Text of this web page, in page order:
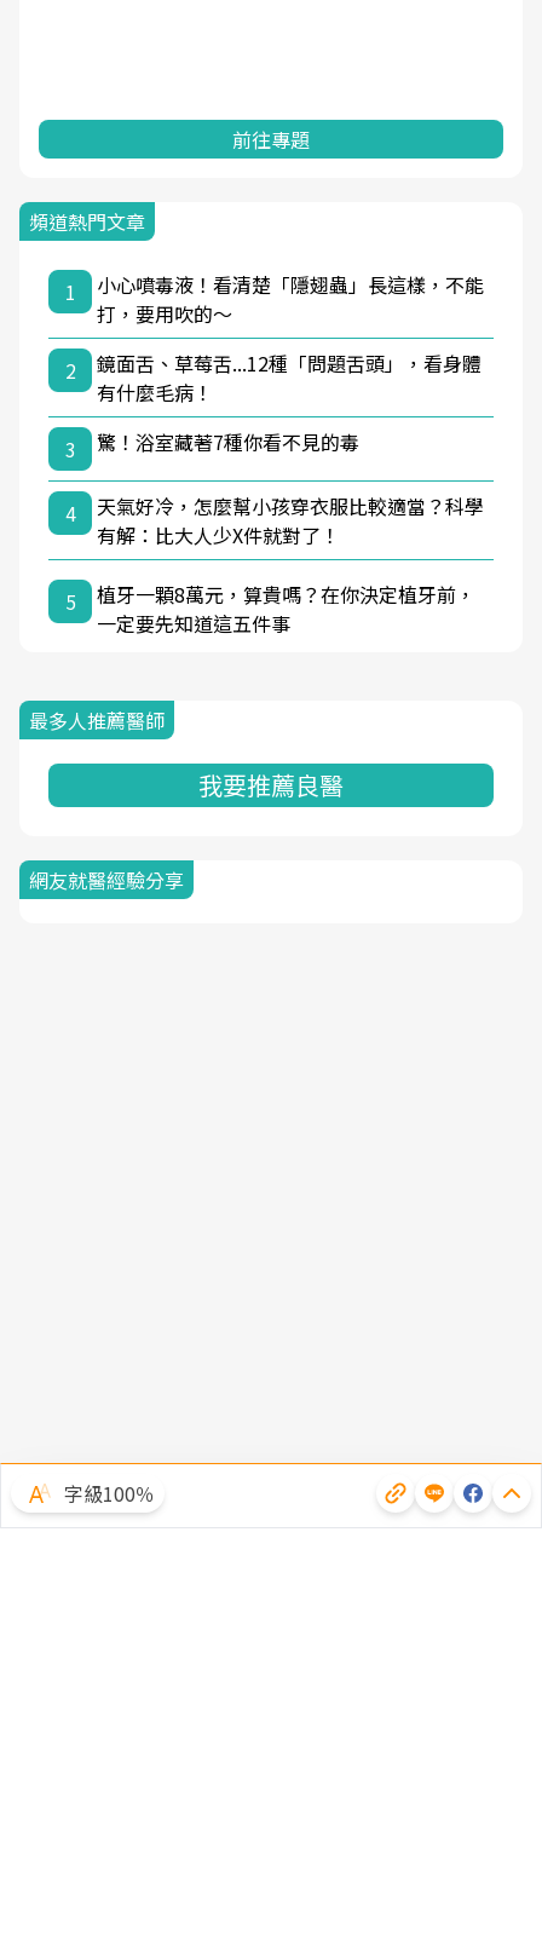
前往專題
頻道熱門文章
1
小心噴毒液！看清楚「隱翅蟲」長這樣，不能
打，要用吹的～
2
鏡面舌、草莓舌...12種「問題舌頭」，看身體
有什麼毛病！
3
驚！浴室藏著7種你看不見的毒
4
天氣好冷，怎麼幫小孩穿衣服比較適當？科學
有解：比大人少X件就對了！
5
植牙一顆8萬元，算貴嗎？在你決定植牙前，
一定要先知道這五件事
最多人推薦醫師
我要推薦良醫
網友就醫經驗分享
字級100％